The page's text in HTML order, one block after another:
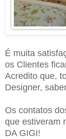
É muita
os Clientes
Acredito que,
Designer,
Os contatos
que estiveram
DA GIGI!